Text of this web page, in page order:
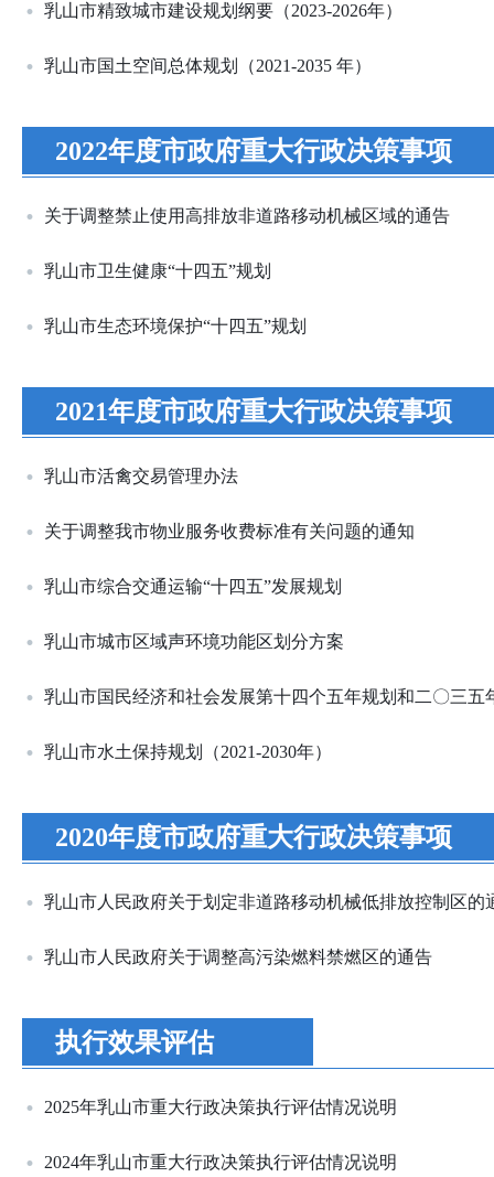
乳山市精致城市建设规划纲要（2023-2026年）
乳山市国土空间总体规划（2021-2035 年）
2022年度市政府重大行政决策事项
关于调整禁止使用高排放非道路移动机械区域的通告
乳山市卫生健康“十四五”规划
乳山市生态环境保护“十四五”规划
2021年度市政府重大行政决策事项
乳山市活禽交易管理办法
关于调整我市物业服务收费标准有关问题的通知
乳山市综合交通运输“十四五”发展规划
乳山市城市区域声环境功能区划分方案
乳山市国民经济和社会发展第十四个五年规划和二〇三五
乳山市水土保持规划（2021-2030年）
2020年度市政府重大行政决策事项
乳山市人民政府关于划定非道路移动机械低排放控制区的
乳山市人民政府关于调整高污染燃料禁燃区的通告
执行效果评估
2025年乳山市重大行政决策执行评估情况说明
2024年乳山市重大行政决策执行评估情况说明